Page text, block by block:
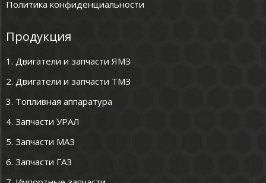
Политика конфиденциальности
Продукция
1. Двигатели и запчасти ЯМЗ
2. Двигатели и запчасти ТМЗ
3. Топливная аппаратура
4. Запчасти УРАЛ
5. Запчасти МАЗ
6. Запчасти ГАЗ